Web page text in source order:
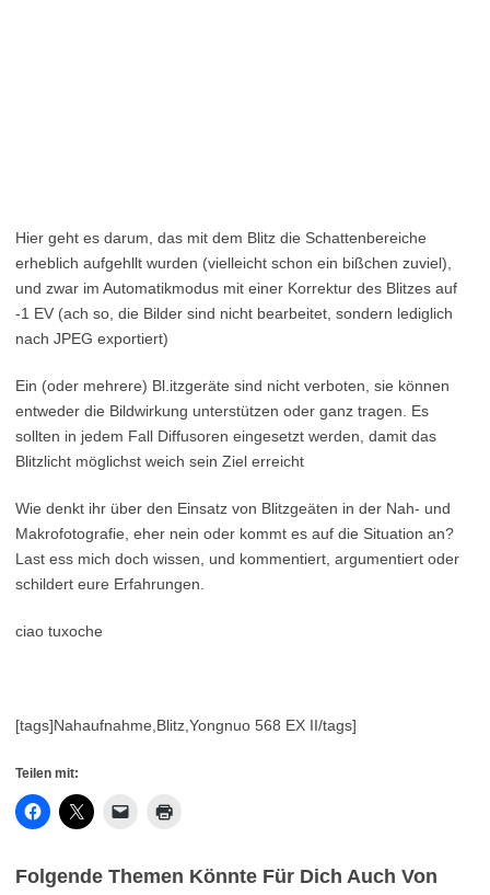
Hier geht es darum, das mit dem Blitz die Schattenbereiche
erheblich aufgehllt wurden (vielleicht schon ein bißchen zuviel),
und zwar im Automatikmodus mit einer Korrektur des Blitzes auf
-1 EV (ach so, die Bilder sind nicht bearbeitet, sondern lediglich
nach JPEG exportiert)
Ein (oder mehrere) Bl.itzgeräte sind nicht verboten, sie können
entweder die Bildwirkung unterstützen oder ganz tragen. Es
sollten in jedem Fall Diffusoren eingesetzt werden, damit das
Blitzlicht möglichst weich sein Ziel erreicht
Wie denkt ihr über den Einsatz von Blitzgeäten in der Nah- und
Makrofotografie, eher nein oder kommt es auf die Situation an?
Last ess mich doch wissen, und kommentiert, argumentiert oder
schildert eure Erfahrungen.
ciao tuxoche
[tags]Nahaufnahme,Blitz,Yongnuo 568 EX II/tags]
Teilen mit:
Folgende Themen Könnte Für Dich Auch Von